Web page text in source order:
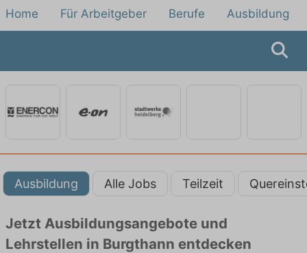
Home Für Arbeitgeber Berufe Ausbildung
Ausbildung Alle Jobs Teilzeit
Jetzt Ausbildungsangebote und
Lehrstellen in Burgthann entdecken